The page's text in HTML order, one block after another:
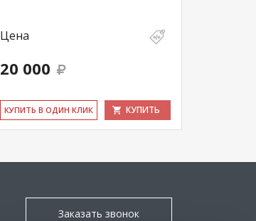
Цена
20 000
КУ­ПИТЬ В ОДИН КЛИК КУПИТЬ
Заказать звонок